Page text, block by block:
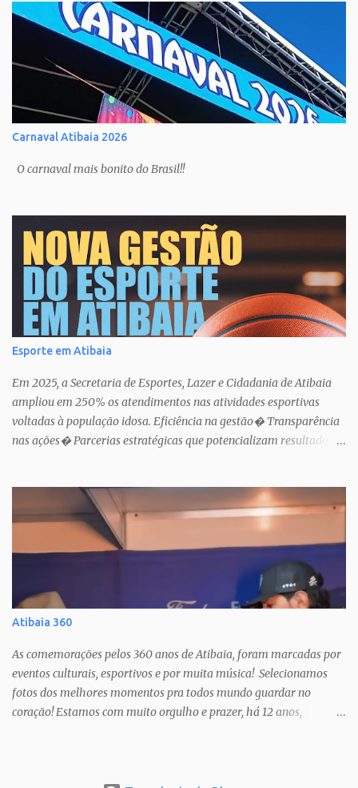
Carnaval Atibaia 2026
O carnaval mais bonito do Brasil!!
Esporte em Atibaia
Em 2025, a Secretaria de Esportes, Lazer e Cidadania de Atibaia
ampliou em 250% os atendimentos nas atividades esportivas
voltadas à população idosa. Eficiência na gestão� Transparência
nas ações� Parcerias estratégicas que potencializam resultados.
Atibaia 360
As comemorações pelos 360 anos de Atibaia, foram marcadas por
eventos culturais, esportivos e por muita música! Selecionamos
fotos dos melhores momentos pra todos mundo guardar no
coração! Estamos com muito orgulho e prazer, há 12 anos,